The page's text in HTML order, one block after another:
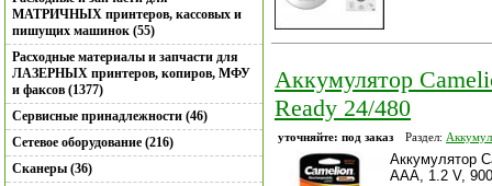
МАТРИЧНЫХ принтеров, кассовых и
пишущих машинок (55)
Расходные материалы и запчасти для
ЛАЗЕРНЫХ принтеров, копиров, МФУ
и факсов (1377)
Сервисные принадлежности (46)
Сетевое оборудование (216)
Сканеры (36)
Аккумулятор
Ready 24/480
уточняйте: под заказ Раздел:
Аккумулятор
AAA, 1.2 V,